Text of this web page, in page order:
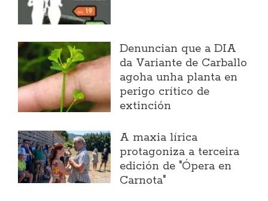
Denuncian que a DIA
da Variante de Carballo
agoha unha planta en
perigo crítico de
extinción
A maxia lírica
protagoniza a terceira
edición de "Ópera en
Carnota"